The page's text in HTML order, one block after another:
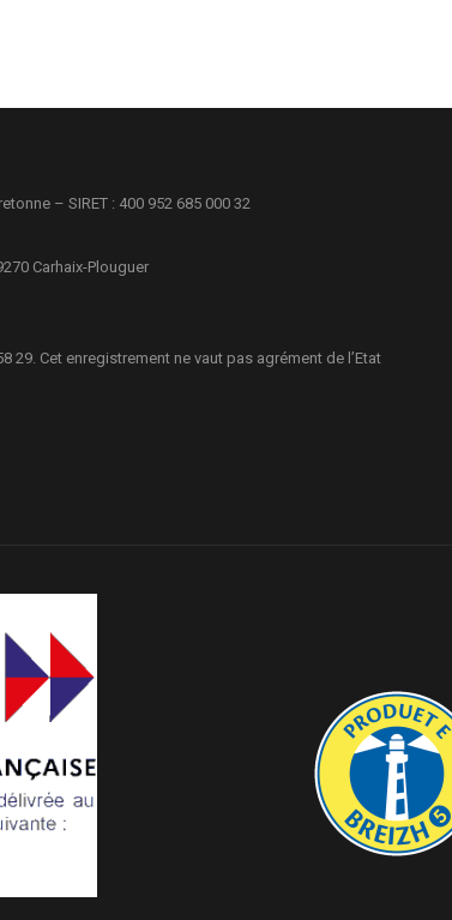
– SIRET : 400 952 685 000 32
Carhaix-Plouguer
29. Cet enregistrement ne vaut pas agrément de l’Etat